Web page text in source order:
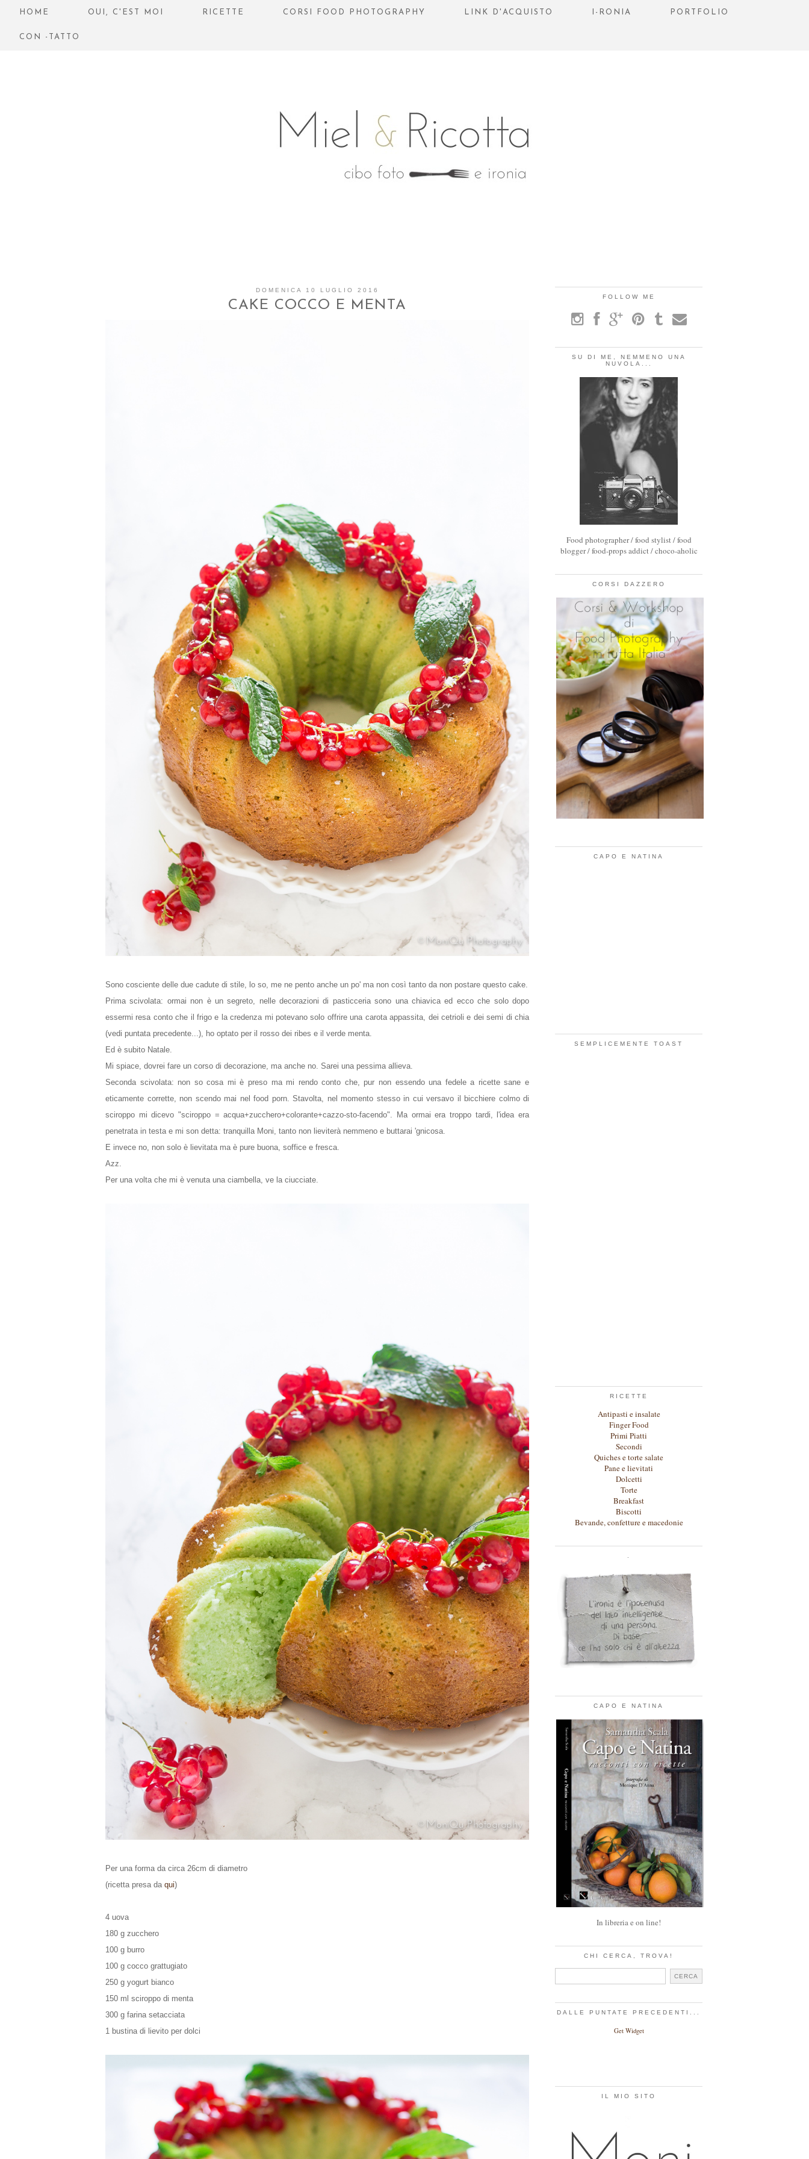
HOME OUI, C'EST MOI RICETTE CORSI FOOD PHOTOGRAPHY LINK D'ACQUISTO I-RONIA PORTFOLIO
CON -TATTO
DOMENICA 10 LUGLIO 2016
CAKE COCCO E MENTA
Sono cosciente delle due cadute di stile, lo so, me ne pento anche un po' ma non così tanto da non postare questo cake.
Prima scivolata: ormai non è un segreto, nelle decorazioni di pasticceria sono una chiavica ed ecco che solo dopo
essermi resa conto che il frigo e la credenza mi potevano solo offrire una carota appassita, dei cetrioli e dei semi di chia
(vedi puntata precedente...), ho optato per il rosso dei ribes e il verde menta.
Ed è subito Natale.
Mi spiace, dovrei fare un corso di decorazione, ma anche no. Sarei una pessima allieva.
Seconda scivolata: non so cosa mi è preso ma mi rendo conto che, pur non essendo una fedele a ricette sane e
eticamente corrette, non scendo mai nel food porn. Stavolta, nel momento stesso in cui versavo il bicchiere colmo di
sciroppo mi dicevo "sciroppo = acqua+zucchero+colorante+cazzo-sto-facendo". Ma ormai era troppo tardi, l'idea era
penetrata in testa e mi son detta: tranquilla Moni, tanto non lieviterà nemmeno e buttarai 'gnicosa.
E invece no, non solo è lievitata ma è pure buona, soffice e fresca.
Azz.
Per una volta che mi è venuta una ciambella, ve la ciucciate.
Per una forma da circa 26cm di diametro
(ricetta presa da qui)
4 uova
180 g zucchero
100 g burro
100 g cocco grattugiato
250 g yogurt bianco
150 ml sciroppo di menta
300 g farina setacciata
1 bustina di lievito per dolci
FOLLOW ME
SU DI ME, NEMMENO UNA
NUVOLA...
Food photographer / food stylist / food
blogger / food-props addict / choco-aholic
CORSI DAZZERO
CAPO E NATINA
SEMPLICEMENTE TOAST
RICETTE
Antipasti e insalate
Finger Food
Primi Piatti
Secondi
Quiches e torte salate
Pane e lievitati
Dolcetti
Torte
Breakfast
Biscotti
Bevande, confetture e macedonie
.
CAPO E NATINA
In libreria e on line!
CHI CERCA, TROVA!
DALLE PUNTATE PRECEDENTI...
Get Widget
IL MIO SITO